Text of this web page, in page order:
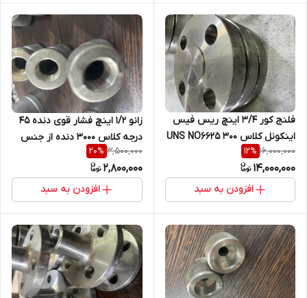
فلنج کور 3/4 اینچ ریس فیس
اینکونل کلاس 300 UNS NO6625
16,000,000
12%
14,000,000
افزودن به سبد
زانو 1/2 اینچ فشار قوی دنده 45
درجه کلاس 3000 دنده از جنس
SA A182/F304 304L
3,500,000
20%
2,800,000
افزودن به سبد